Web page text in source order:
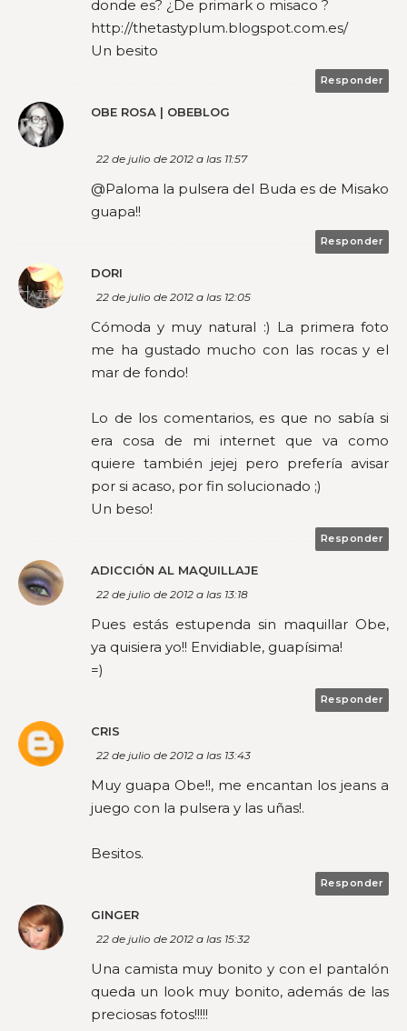
donde es? ¿De primark o misaco ?
http://thetastyplum.blogspot.com.es/
Un besito
Responder
OBE ROSA | OBEBLOG
22 de julio de 2012 a las 11:57
@Paloma la pulsera del Buda es de Misako
guapa!!
Responder
DORI
22 de julio de 2012 a las 12:05
Cómoda y muy natural :) La primera foto
me ha gustado mucho con las rocas y el
mar de fondo!
Lo de los comentarios, es que no sabía si
era cosa de mi internet que va como
quiere también jejej pero prefería avisar
por si acaso, por fin solucionado ;)
Un beso!
Responder
ADICCIÓN AL MAQUILLAJE
22 de julio de 2012 a las 13:18
Pues estás estupenda sin maquillar Obe,
ya quisiera yo!! Envidiable, guapísima!
=)
Responder
CRIS
22 de julio de 2012 a las 13:43
Muy guapa Obe!!, me encantan los jeans a
juego con la pulsera y las uñas!.
Besitos.
Responder
GINGER
22 de julio de 2012 a las 15:32
Una camista muy bonito y con el pantalón
queda un look muy bonito, además de las
preciosas fotos!!!!!